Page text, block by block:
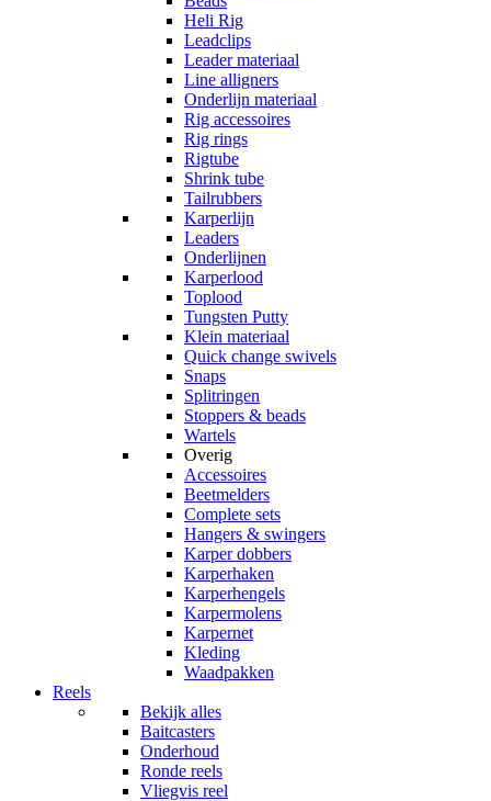
Heli Rig
Leadclips
Leader materiaal
Line alligners
Onderlijn materiaal
Rig accessoires
Rig rings
Rigtube
Shrink tube
Tailrubbers
Karperlijn
Leaders
Onderlijnen
Karperlood
Toplood
Tungsten Putty
Klein materiaal
Quick change swivels
Snaps
Splitringen
Stoppers & beads
Wartels
Overig
Accessoires
Beetmelders
Complete sets
Hangers & swingers
Karper dobbers
Karperhaken
Karperhengels
Karpermolens
Karpernet
Kleding
Waadpakken
Reels
Bekijk alles
Baitcasters
Onderhoud
Ronde reels
Vliegvis reel